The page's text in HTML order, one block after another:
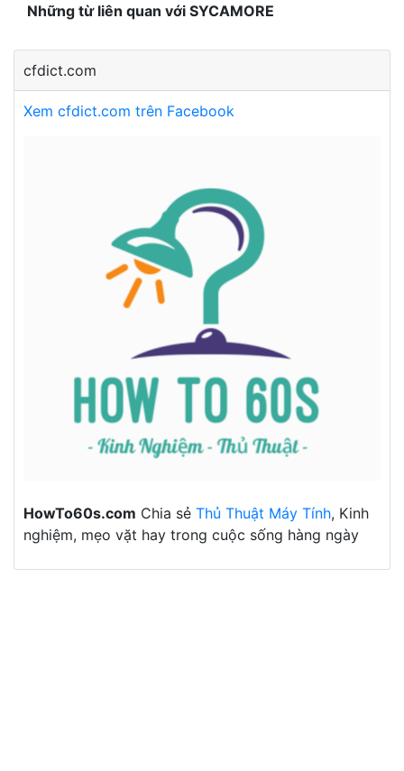
Những từ liên quan với SYCAMORE
cfdict.com
Xem cfdict.com trên Facebook
HowTo60s.com Chia sẻ Thủ Thuật Máy Tính, Kinh
nghiệm, mẹo vặt hay trong cuộc sống hàng ngày